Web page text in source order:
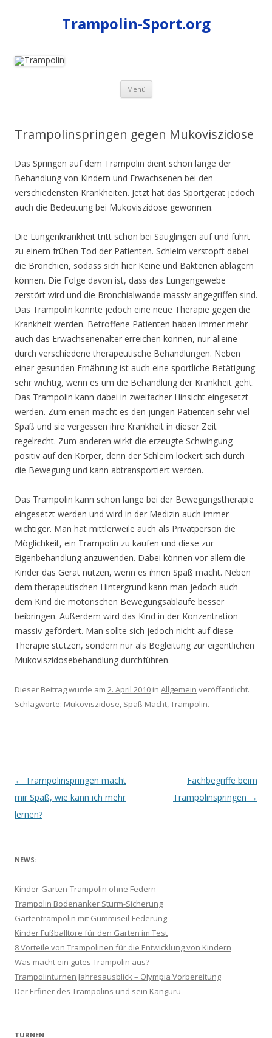
Trampolin-Sport.org
Menü Zum
springen
Trampolinspringen gegen Mukoviszidose
Das Springen auf dem Trampolin dient schon lange der
Behandlung von Kindern und Erwachsenen bei den
verschiedensten Krankheiten. Jetzt hat das Sportgerät jedoch
auch die Bedeutung bei Mukoviszidose gewonnen.
Die Lungenkrankheit tritt schon bei Säuglingen auf und führt
zu einem frühen Tod der Patienten. Schleim verstopft dabei
die Bronchien, sodass sich hier Keine und Bakterien ablagern
können. Die Folge davon ist, dass das Lungengewebe
zerstört wird und die Bronchialwände massiv angegriffen sind.
Das Trampolin könnte jedoch eine neue Therapie gegen die
Krankheit werden. Betroffene Patienten haben immer mehr
auch das Erwachsenenalter erreichen können, nur alleine
durch verschiedene therapeutische Behandlungen. Neben
einer gesunden Ernährung ist auch eine sportliche Betätigung
sehr wichtig, wenn es um die Behandlung der Krankheit geht.
Das Trampolin kann dabei in zweifacher Hinsicht eingesetzt
werden. Zum einen macht es den jungen Patienten sehr viel
Spaß und sie vergessen ihre Krankheit in dieser Zeit
regelrecht. Zum anderen wirkt die erzeugte Schwingung
positiv auf den Körper, denn der Schleim lockert sich durch
die Bewegung und kann abtransportiert werden.
Das Trampolin kann schon lange bei der Bewegungstherapie
eingesetzt werden und wird in der Medizin auch immer
wichtiger. Man hat mittlerweile auch als Privatperson die
Möglichkeit, ein Trampolin zu kaufen und diese zur
Eigenbehandlung anzuwenden. Dabei können vor allem die
Kinder das Gerät nutzen, wenn es ihnen Spaß macht. Neben
dem therapeutischen Hintergrund kann man jedoch auch
dem Kind die motorischen Bewegungsabläufe besser
beibringen. Außerdem wird das Kind in der Konzentration
massiv gefördert. Man sollte sich jedoch nicht auf diese
Therapie stützen, sondern nur als Begleitung zur eigentlichen
Mukoviszidosebehandlung durchführen.
Dieser Beitrag wurde am 2. April 2010 in Allgemein veröffentlicht.
Schlagworte: Mukoviszidose, Spaß Macht,Trampolin.
B
e
i
a
s
-
N
a
v
i
← Trampolinspringen macht
mir Spaß, wie kann ich mehr
lernen?
Fachbegriffe beim
Trampolinspringen →
NEWS:
Kinder-Garten-Trampolin ohne Federn
Trampolin Bodenanker Sturm-Sicherung
Gartentrampolin mit Gummiseil-Federung
Kinder Fußballtore für den Garten im Test
8 Vorteile von Trampolinen für die Entwicklung von Kindern
Was macht ein gutes Trampolin aus?
Trampolinturnen Jahresausblick – Olympia Vorbereitung
Der Erfiner des Trampolins und sein Känguru
TURNEN